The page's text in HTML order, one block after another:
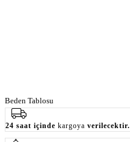
Beden Tablosu
24 saat içinde kargoya verilecektir.